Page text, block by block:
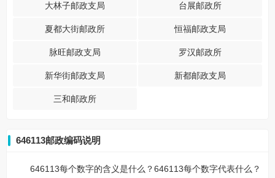
大林子邮政支局 台展邮政所
夏都大街邮政所 恒福邮政支局
脉旺邮政支局 罗汉邮政所
新华街邮政支局 新都邮政支局
三和邮政所
646113邮政编码说明
646113每个数字的含义是什么？646113每个数字代表什么？